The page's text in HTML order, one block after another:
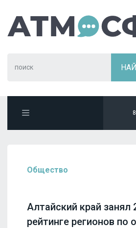
Общество
Алтайский край занял
рейтинге регионов по